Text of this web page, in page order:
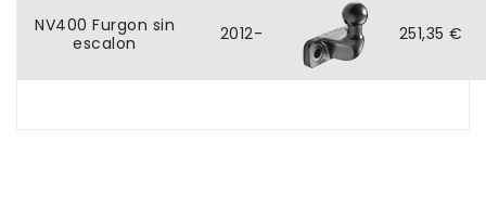
NV400 Furgon sin
escalon
2012- 251,35 €